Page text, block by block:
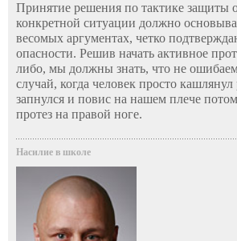
Принятие решения по тактике защиты
конкретной ситуации должно
весомых аргументах, четко
опасности. Решив начать активное
либо, мы должны знать, что не
случай, когда человек просто
запнулся и повис на нашем плече
протез на правой ноге.
Насилие в школе